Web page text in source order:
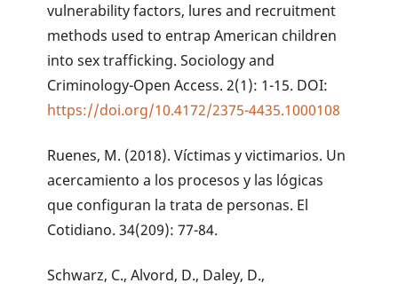
vulnerability factors, lures and recruitment
methods used to entrap American children
into sex trafficking. Sociology and
Criminology-Open Access. 2(1): 1-15. DOI:
https://doi.org/10.4172/2375-4435.1000108
Ruenes, M. (2018). Víctimas y victimarios. Un
acercamiento a los procesos y las lógicas
que configuran la trata de personas. El
Cotidiano. 34(209): 77-84.
Schwarz, C., Alvord, D., Daley, D.,